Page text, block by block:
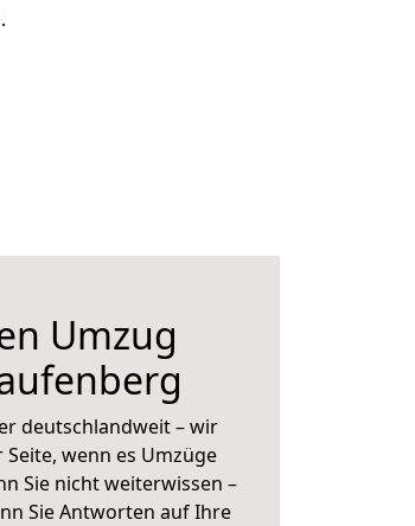
Umzug
deutschlandweit – wir
wenn es Umzüge
Sie nicht weiterwissen –
Sie Antworten auf Ihre